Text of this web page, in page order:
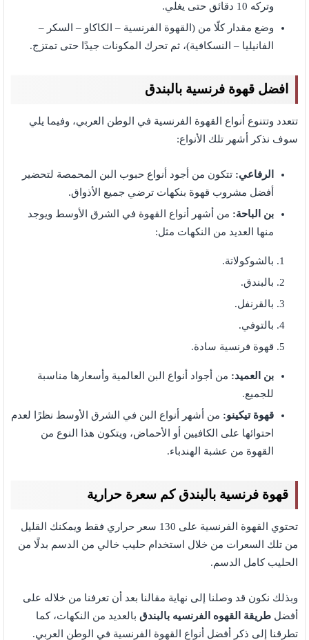
وتركه 10 دقائق حتى يغلي.
وضع مقدار كلًا من (القهوة الفرنسية – الكاكاو – السكر –
الفانيليا – النسكافية)، ثم تحرك المكونات جيدًا حتى تمتزج.
افضل قهوة فرنسية بالبندق
تتعدد وتتنوع أنواع القهوة الفرنسية في الوطن العربي، وفيما يلي
سوف نذكر أشهر تلك الأنواع:
الرفاعي: تتكون من أجود أنواع حبوب البن المحمصة لتحضير
أفضل مشروب قهوة بنكهات ترضي جميع الأذواق.
بن الباحة: من أشهر أنواع القهوة في الشرق الأوسط ويوجد
منها العديد من النكهات مثل:
بالشوكولاتة.
بالبندق.
بالقرنفل.
بالتوفي.
قهوة فرنسية سادة.
بن العميد: من أجواد أنواع البن العالمية وأسعارها مناسبة
للجميع.
قهوة تيكينو: من أشهر أنواع البن في الشرق الأوسط نظرًا لعدم
احتوائها على الكافيين أو الأحماض، ويتكون هذا النوع من
القهوة من عشبة الهندباء.
قهوة فرنسية بالبندق كم سعرة حرارية
تحتوي القهوة الفرنسية على 130 سعر حراري فقط ويمكنك القليل
من تلك السعرات من خلال استخدام حليب خالي من الدسم بدلًا من
الحليب كامل الدسم.
وبذلك نكون قد وصلنا إلى نهاية مقالنا بعد أن تعرفنا من خلاله على
أفضل طريقة القهوه الفرنسيه بالبندق بالعديد من النكهات، كما
تطرقنا إلى ذكر أفضل أنواع القهوة الفرنسية في الوطن العربي.